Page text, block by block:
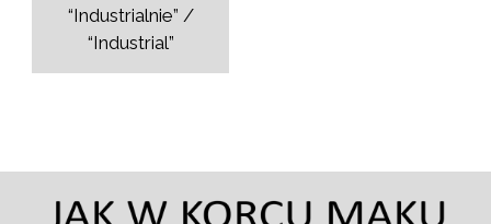
“Industrialnie” /
“Industrial”